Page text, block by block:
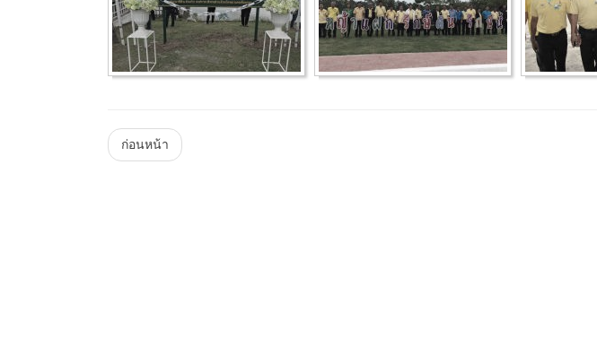
Menu
ก่อนหน้า